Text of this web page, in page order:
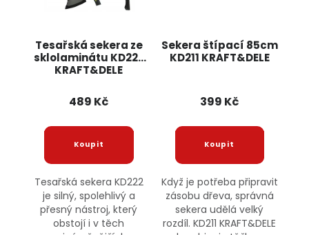
Tesařská sekera ze
sklolaminátu KD222
KRAFT&DELE
489 Kč
Tesařská sekera KD222
je silný, spolehlivý a
přesný nástroj, který
obstojí i v těch
Sekera štípací 85cm
KD211 KRAFT&DELE
399 Kč
Když je potřeba připravit
zásobu dřeva, správná
sekera udělá velký
rozdíl. KD211 KRAFT&DELE